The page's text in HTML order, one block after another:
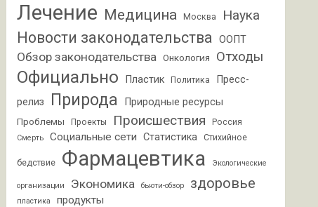
Лечение Медицина Москва Наука
Новости законодательства ООПТ
Обзор законодательства Онкология Отходы
Официально Пластик Политика
Пресс-
релиз
Природа Природные ресурсы
Проблемы Проекты Происшествия Россия
Смерть Социальные сети Статистика Стихийное
бедствие Фармацевтика Экологические
организации Экономика бьюти-обзор здоровье
пластика продукты